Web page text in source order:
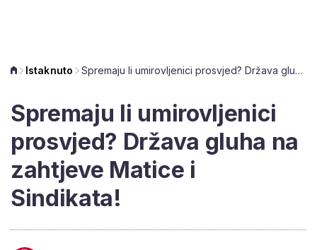
Istaknuto Spremaju li umirovljenici prosvjed? Država gluha na zahtjeve Matice i Sindikata!
Spremaju li umirovljenici
prosvjed? Država gluha na
zahtjeve Matice i
Sindikata!